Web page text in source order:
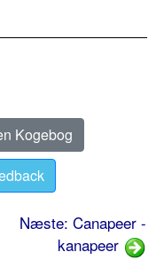
Kogebog
Næste: Canapeer -
kanapeer